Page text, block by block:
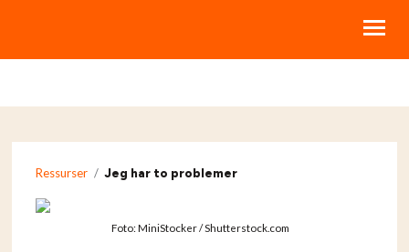
LIVSSTILSKURS
RESSURSER
Ressurser / Jeg har to problemer
Foto: MiniStocker / Shutterstock.com